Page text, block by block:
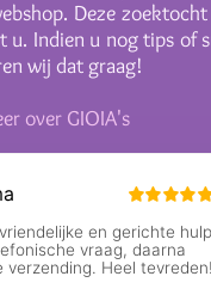
Deze
u. Indien u nog tips of
wij dat graag!
over GIOIA's